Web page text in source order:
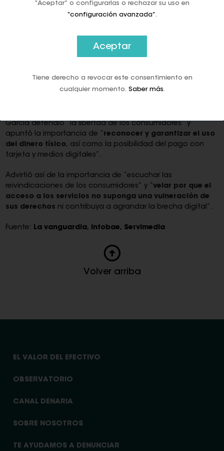
como de la portavoz de Consumo, Carmen Riolobos; el de
avance en la digitalización no suponga un retroceso en
García defendió “la libertad de los consumidores” y
apuntó la importancia de “
reconocer y garantizar el uso
del dinero físico, así como la posibilidad del pago con
tarjeta y medios digitales”.
Advirtió así de la importancia de “escuchar las
reivindicaciones de los consumidores” y “ velar por que el
acceso a los servicios no suponga una vulneración de
sus derechos ni contribuya a agrandar la brecha digital”.
Fuente: La vanguardia, Infobae, Servimedia
Volver arriba
EL VALOR DEL EFECTIVO
OBSERVATORIO
CANAL DENARIA
SOBRE NOSOTROS
TE AYUDAMOS A DENUNCIAR
“Aceptar” o configurarlas o rechazar su uso en
“configuración avanzada”.
Aceptar
Tiene derecho a revocar este consentimiento en
cualquier momento. Saber más.